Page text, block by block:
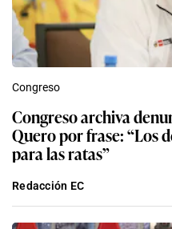
Congreso
Congreso archiva
Quero por frase: “Los
para las ratas”
Redacción EC